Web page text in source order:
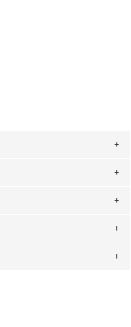
種類です。素材は
ル）・100％コットン
す（一部例外有り）それ
の発送となる場合がござ
後の返品および交換は承る
ご了承ください。
ームにつきましては当